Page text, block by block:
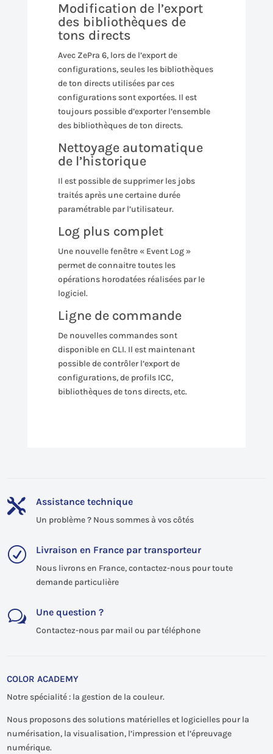
Modification de l’export
des bibliothèques de
tons directs
Avec ZePra 6, lors de l’export de
configurations, seules les bibliothèques
de ton directs utilisées par ces
configurations sont exportées. Il est
toujours possible d’exporter l’ensemble
des bibliothèques de ton directs.
Nettoyage automatique
de l’historique
Il est possible de supprimer les jobs
traités après une certaine durée
paramétrable par l’utilisateur.
Log plus complet
Une nouvelle fenêtre « Event Log »
permet de connaitre toutes les
opérations horodatées réalisées par le
logiciel.
Ligne de commande
De nouvelles commandes sont
disponible en CLI. Il est maintenant
possible de contrôler l’export de
configurations, de profils ICC,
bibliothèques de tons directs, etc.
 Assistance technique
Un problème ? Nous sommes à vos côtés
R Livraison en France par transporteur
Nous livrons en France, contactez-nous pour toute
demande particulière
w Une question ?
Contactez-nous par mail ou par téléphone
COLOR ACADEMY
Notre spécialité : la gestion de la couleur.
Nous proposons des solutions matérielles et logicielles pour la
numérisation, la visualisation, l’impression et l’épreuvage
numérique.